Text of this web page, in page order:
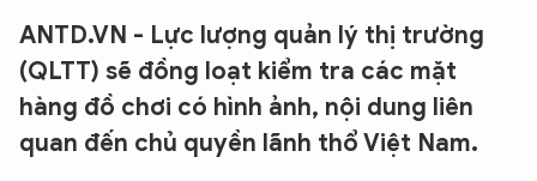
ANTD.VN - Lực lượng quản lý thị trường
(QLTT) sẽ đồng loạt kiểm tra các mặt
hàng đồ chơi có hình ảnh, nội dung liên
quan đến chủ quyền lãnh thổ Việt Nam.